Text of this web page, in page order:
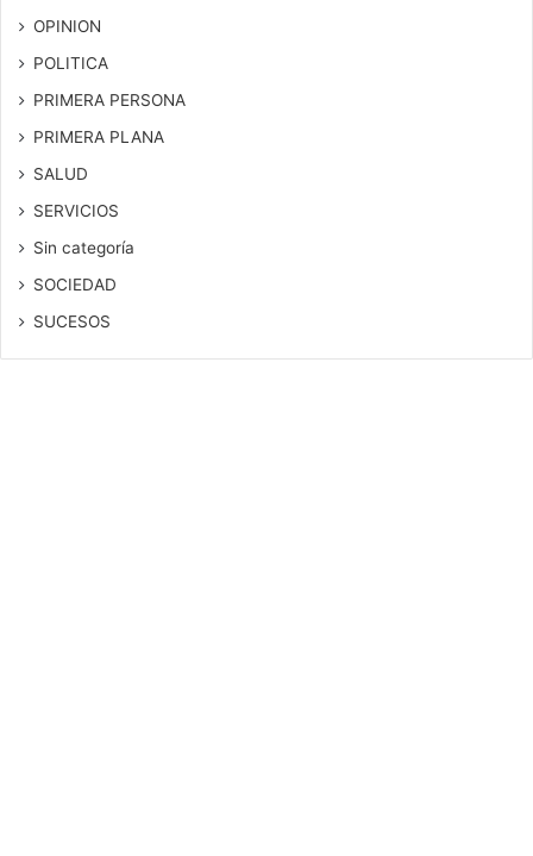
OPINION
POLITICA
PRIMERA PERSONA
PRIMERA PLANA
SALUD
SERVICIOS
Sin categoría
SOCIEDAD
SUCESOS